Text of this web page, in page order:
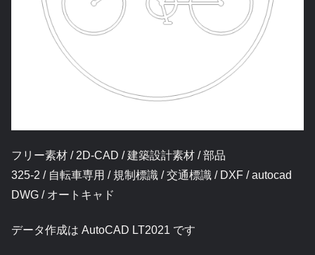
フリー素材 / 2D-CAD / 建築設計素材 / 部品
325-2 / 自転車専用 / 規制標識 / 交通標識 / DXF / autocad
DWG / オートキャド
データ作成は AutoCAD LT2021 です